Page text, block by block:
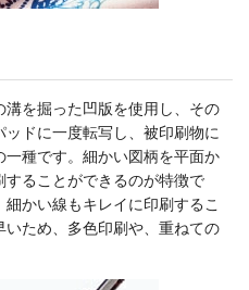
を掘った凹版を使用し、その
ドに一度転写し、被印刷物に
種です。細かい図柄を平面か
することができるのが特徴で
かい線もキレイに印刷するこ
ため、多色印刷や、重ねての